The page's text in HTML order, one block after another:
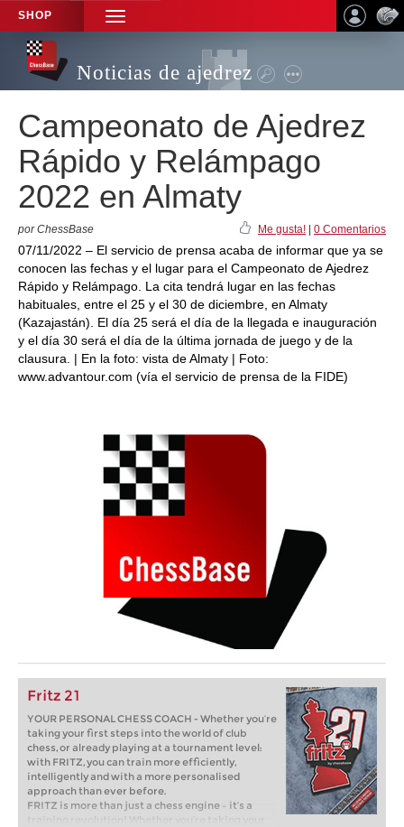
SHOP
TOGGLE
NAVIGATION
Noticias de ajedrez
Campeonato de Ajedrez
Rápido y Relámpago
2022 en Almaty
por ChessBase Me gusta! 0 Comentarios
07/11/2022 – El servicio de prensa acaba de informar que ya se
conocen las fechas y el lugar para el Campeonato de Ajedrez
Rápido y Relámpago. La cita tendrá lugar en las fechas
habituales, entre el 25 y el 30 de diciembre, en Almaty
(Kazajastán). El día 25 será el día de la llegada e inauguración
y el día 30 será el día de la última jornada de juego y de la
clausura. | En la foto: vista de Almaty | Foto:
www.advantour.com (vía el servicio de prensa de la FIDE)
Fritz 21
YOUR PERSONAL CHESS COACH - Whether you’re
taking your first steps into the world of club
chess, or already playing at a tournament level:
with FRITZ, you can train more efficiently,
intelligently and with a more personalised
approach than ever before.
FRITZ is more than just a chess engine – it’s a
training revolution! Whether you’re taking your